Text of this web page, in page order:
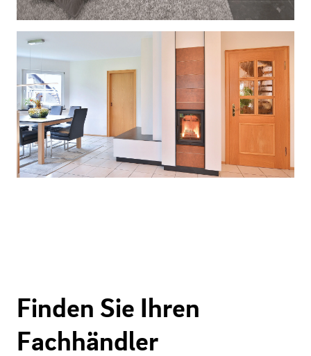
Finden Sie Ihren
Fachhändler